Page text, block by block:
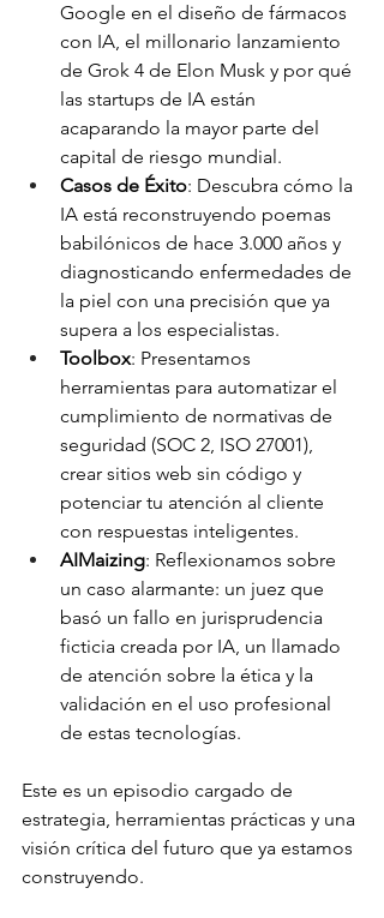
Google en el diseño de fármacos
con IA, el millonario lanzamiento
de Grok 4 de Elon Musk y por qué
las startups de IA están
acaparando la mayor parte del
capital de riesgo mundial.
Casos de Éxito: Descubra cómo la
IA está reconstruyendo poemas
babilónicos de hace 3.000 años y
diagnosticando enfermedades de
la piel con una precisión que ya
supera a los especialistas.
Toolbox: Presentamos
herramientas para automatizar el
cumplimiento de normativas de
seguridad (SOC 2, ISO 27001),
crear sitios web sin código y
potenciar tu atención al cliente
con respuestas inteligentes.
AIMaizing: Reflexionamos sobre
un caso alarmante: un juez que
basó un fallo en jurisprudencia
ficticia creada por IA, un llamado
de atención sobre la ética y la
validación en el uso profesional
de estas tecnologías.
Este es un episodio cargado de
estrategia, herramientas prácticas y una
visión crítica del futuro que ya estamos
construyendo.